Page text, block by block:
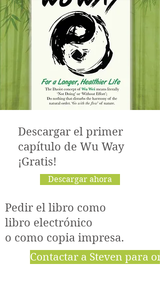
Descargar el primer
capítulo de Wu Way
¡Gratis!
Descargar ahora
Contactar a Steven para
Pedir el libro como
libro electrónico
o como copia impresa.